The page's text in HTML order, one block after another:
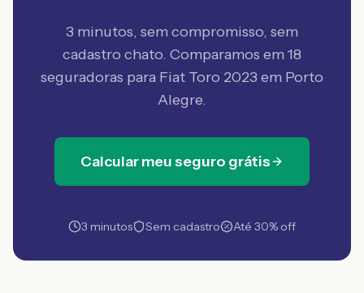
3 minutos, sem compromisso, sem
cadastro chato. Comparamos em 18
seguradoras para Fiat Toro 2023 em Porto
Alegre.
Calcular meu seguro grátis
3 minutos Sem cadastro Até 30% off